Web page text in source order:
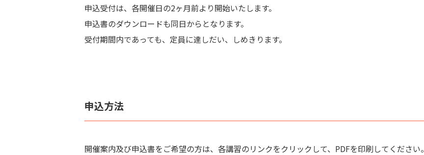
申込受付は、各開催日の2ヶ月前より開始いたします。
申込書のダウンロードも同日からとなります。
受付期間内であっても、定員に達しだい、しめきります。
申込方法
開催案内及び申込書をご希望の方は、各講習のリンクをクリックして、PDFを印刷してください。